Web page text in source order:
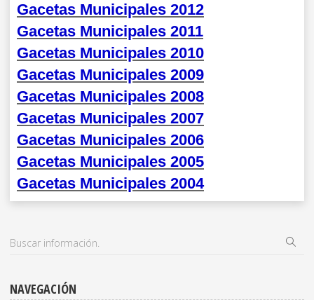
Gacetas Municipales 2012
Gacetas Municipales 2011
Gacetas Municipales 2010
Gacetas Municipales 2009
Gacetas Municipales 2008
Gacetas Municipales 2007
Gacetas Municipales 2006
Gacetas Municipales 2005
Gacetas Municipales 2004
NAVEGACIÓN